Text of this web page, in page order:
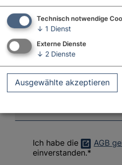
E-Mail*
Nachricht
Ich habe die AGB
einverstanden.*
Technisch notwendige
↓ 1 Dienst
Externe Dienste
↓ 2 Dienste
Ausgewählte akzeptieren